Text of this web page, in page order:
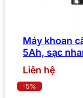
Máy khoan
5Ah, sạc
Liên hệ
-5%